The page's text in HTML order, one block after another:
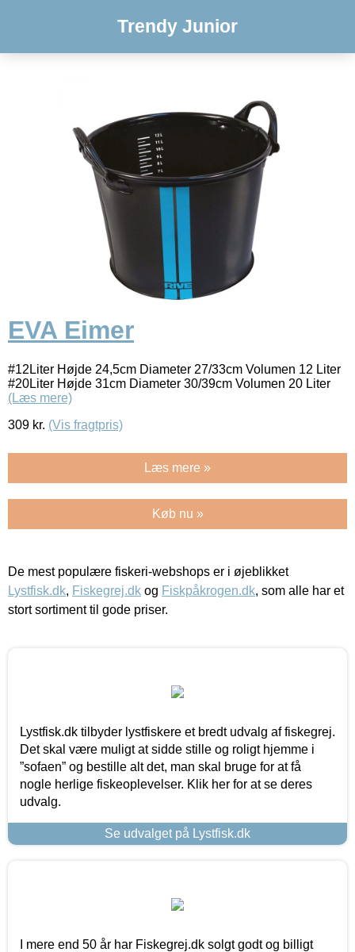
Trendy Junior
EVA Eimer
#12Liter Højde 24,5cm Diameter 27/33cm Volumen 12 Liter
#20Liter Højde 31cm Diameter 30/39cm Volumen 20 Liter
(Læs mere)
309 kr. (Vis fragtpris)
Læs mere »
Køb nu »
De mest populære fiskeri-webshops er i øjeblikket
Lystfisk.dk, Fiskegrej.dk og Fiskpåkrogen.dk, som alle har et
stort sortiment til gode priser.
Lystfisk.dk tilbyder lystfiskere et bredt udvalg af fiskegrej.
Det skal være muligt at sidde stille og roligt hjemme i
”sofaen” og bestille alt det, man skal bruge for at få
nogle herlige fiskeoplevelser. Klik her for at se deres
udvalg.
Se udvalget på Lystfisk.dk
I mere end 50 år har Fiskegrej.dk solgt godt og billigt